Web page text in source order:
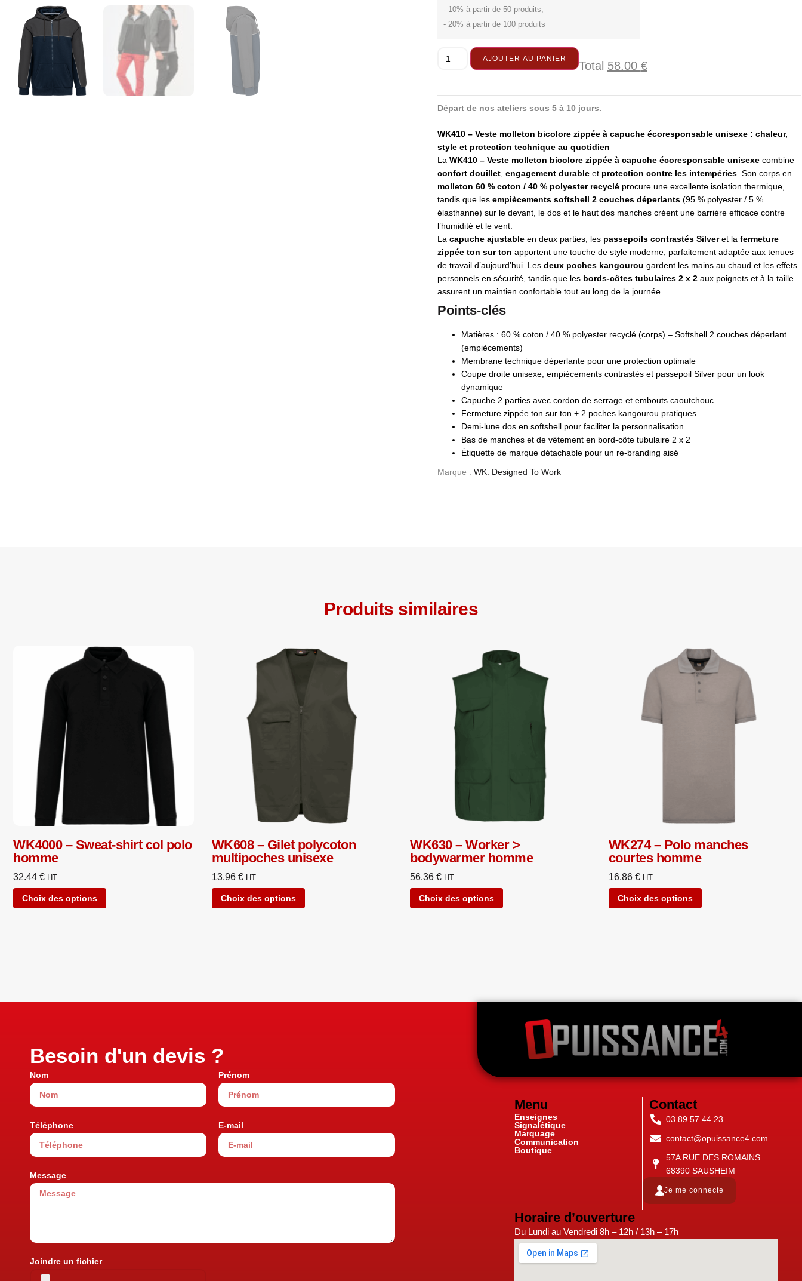
- 10% à partir de 50 produits,
- 20% à partir de 100 produits
AJOUTER AU PANIER
Total 58.00 €
Départ de nos ateliers sous 5 à 10 jours.
WK410 – Veste molleton bicolore zippée à capuche écoresponsable unisexe : chaleur,
style et protection technique au quotidien
La WK410 – Veste molleton bicolore zippée à capuche écoresponsable unisexecombine
confort douillet, engagement durableet protection contre les intempéries. Son corps en
molleton 60 % coton / 40 % polyester recyclé procure une excellente isolation thermique,
tandis que les empiècements softshell 2 couches déperlants(95 % polyester / 5 %
élasthanne) sur le devant, le dos et le haut des manches créent une barrière efficace contre
l’humidité et le vent.
La capuche ajustableen deux parties, les passepoils contrastés Silveret la fermeture
zippée ton sur ton apportent une touche de style moderne, parfaitement adaptée aux tenues
de travail d’aujourd’hui. Les deux poches kangourou gardent les mains au chaud et les effets
personnels en sécurité, tandis que les bords-côtes tubulaires 2 x 2aux poignets et à la taille
assurent un maintien confortable tout au long de la journée.
Points-clés
Matières : 60 % coton / 40 % polyester recyclé (corps) – Softshell 2 couches déperlant
(empiècements)
Membrane technique déperlante pour une protection optimale
Coupe droite unisexe, empiècements contrastés et passepoil Silver pour un look
dynamique
Capuche 2 parties avec cordon de serrage et embouts caoutchouc
Fermeture zippée ton sur ton + 2 poches kangourou pratiques
Demi-lune dos en softshell pour faciliter la personnalisation
Bas de manches et de vêtement en bord-côte tubulaire 2 x 2
Étiquette de marque détachable pour un re-branding aisé
Marque : WK. Designed To Work
Produits similaires
WK4000 – Sweat-shirt col polo
homme
32.44 € HT
Choix des options
WK608 – Gilet polycoton
multipoches unisexe
13.96 € HT
Choix des options
WK630 – Worker >
bodywarmer homme
56.36 € HT
Choix des options
WK274 – Polo manches
courtes homme
16.86 € HT
Choix des options
Besoin d'un devis ?
Nom Prénom
Téléphone E-mail
Message
Joindre un fichier
Menu
Enseignes
Signalétique
Marquage
Communication
Boutique
Contact
03 89 57 44 23
contact@opuissance4.com
57A RUE DES ROMAINS
68390 SAUSHEIM
Je me connecte
Horaire d’ouverture
Du Lundi au Vendredi 8h – 12h / 13h – 17h